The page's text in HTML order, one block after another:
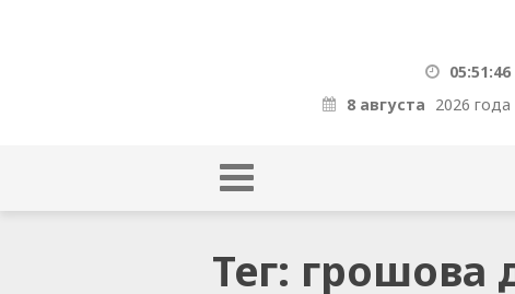
05:51:47
8 августа 2026 года
Тег: грошова